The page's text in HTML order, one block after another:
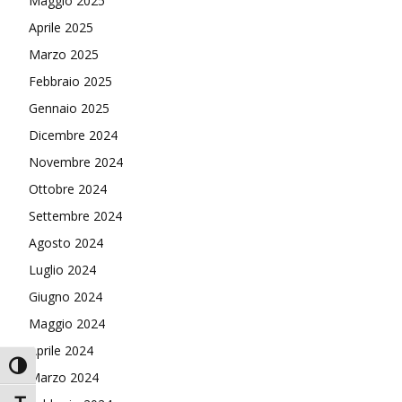
Attiva/disattiva alto contrasto
Aprile 2025
Marzo 2025
Febbraio 2025
Gennaio 2025
Dicembre 2024
Novembre 2024
Ottobre 2024
Settembre 2024
Agosto 2024
Luglio 2024
Giugno 2024
Maggio 2024
Aprile 2024
Marzo 2024